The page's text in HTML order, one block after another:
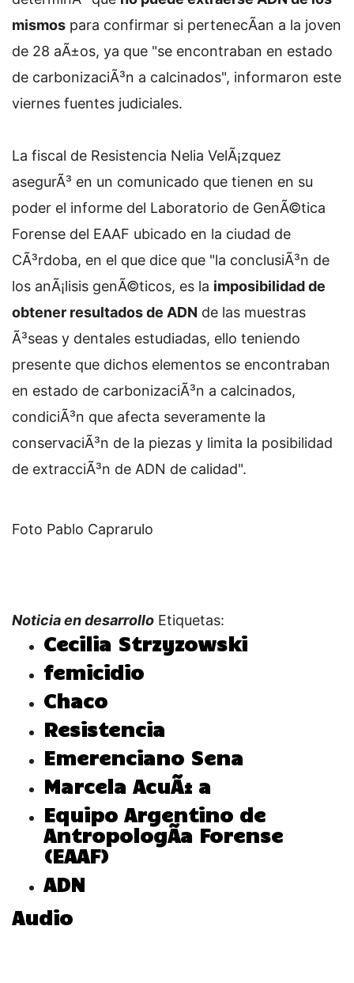
mismos para confirmar si pertenecÃ­an a la joven
de 28 aÃ±os, ya que "se encontraban en estado
de carbonizaciÃ³n a calcinados", informaron este
viernes fuentes judiciales.
La fiscal de Resistencia Nelia VelÃ¡zquez
asegurÃ³ en un comunicado que tienen en su
poder el informe del Laboratorio de GenÃ©tica
Forense del EAAF ubicado en la ciudad de
CÃ³rdoba, en el que dice que "la conclusiÃ³n de
los anÃ¡lisis genÃ©ticos, es la imposibilidad de
obtener resultados de ADN de las muestras
Ã³seas y dentales estudiadas, ello teniendo
presente que dichos elementos se encontraban
en estado de carbonizaciÃ³n a calcinados,
condiciÃ³n que afecta severamente la
conservaciÃ³n de la piezas y limita la posibilidad
de extracciÃ³n de ADN de calidad".
Foto Pablo Caprarulo
Noticia en desarrollo Etiquetas:
Cecilia Strzyzowski
femicidio
Chaco
Resistencia
Emerenciano Sena
Marcela AcuÃ±a
Equipo Argentino de
AntropologÃ­a Forense
(EAAF)
ADN
Audio